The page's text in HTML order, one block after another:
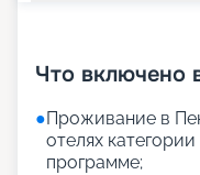
Что включено
●Проживание в
отелях
программе;